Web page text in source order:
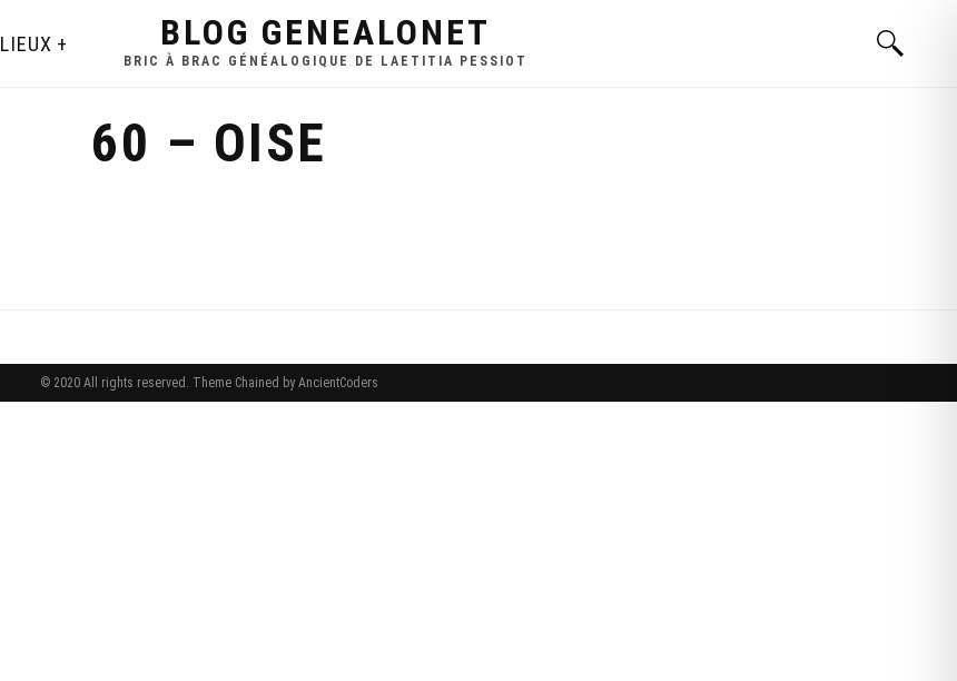
LIEUX BLOG GENEALONET
BRIC À BRAC GÉNÉALOGIQUE DE LAETITIA PESSIOT
60 – OISE
© 2020 All rights reserved. Theme Chained by AncientCoders